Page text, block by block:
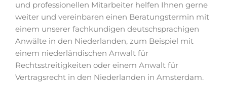
und professionellen Mitarbeiter helfen Ihnen gerne
weiter und vereinbaren einen Beratungstermin mit
einem unserer fachkundigen deutschsprachigen
Anwälte in den Niederlanden, zum Beispiel mit
einem niederländischen Anwalt für
Rechtsstreitigkeiten oder einem Anwalt für
Vertragsrecht in den Niederlanden in Amsterdam.